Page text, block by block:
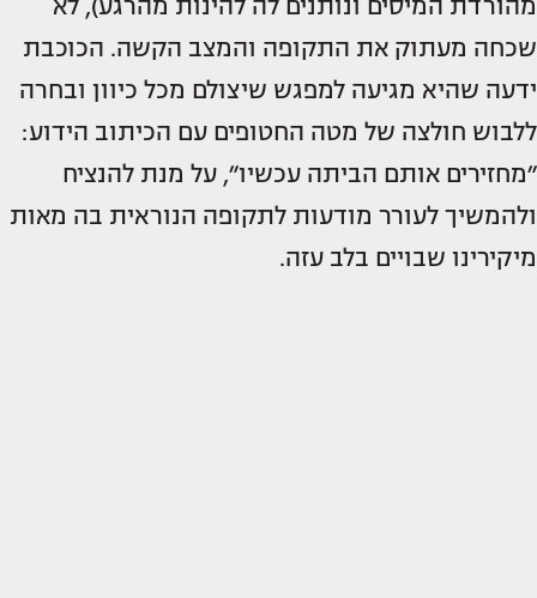
מהורדת המיסים ונותנים לה להינות מהרגע), לא
שכחה מעתוק את התקופה והמצב הקשה. הכוכבת
ידעה שהיא מגיעה למפגש שיצולם מכל כיוון ובחרה
ללבוש חולצה של מטה החטופים עם הכיתוב הידוע:
״מחזירים אותם הביתה עכשיו״, על מנת להנציח
ולהמשיך לעורר מודעות לתקופה הנוראית בה מאות
מיקירינו שבויים בלב עזה.